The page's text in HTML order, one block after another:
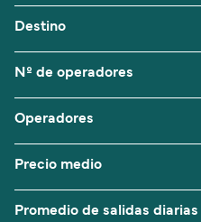
Destino
Nº de operadores
Operadores
Precio medio
Promedio de salidas diarias